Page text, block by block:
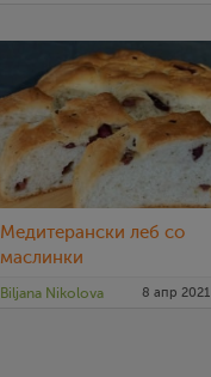
Медитерански леб со
маслинки
Biljana Nikolova 8 апр 2021